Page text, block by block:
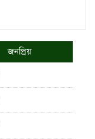
জনপ্রিয়